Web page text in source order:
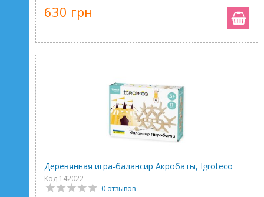
630 грн
Деревянная игра-балансир Акробаты, Igroteco
Код 142022
0 отзывов